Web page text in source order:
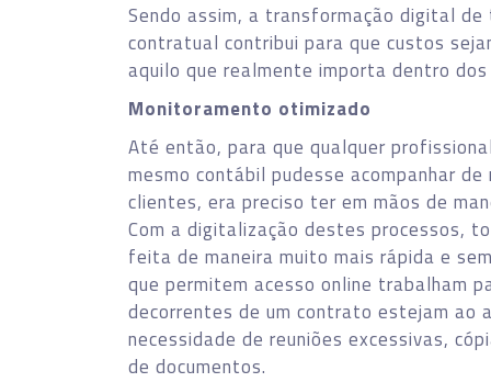
Sendo assim, a transformação digital
contratual contribui para que custos
aquilo que realmente importa dentro
Monitoramento otimizado
Até então, para que qualquer
mesmo contábil pudesse acompanhar
clientes, era preciso ter em mãos de
Com a digitalização destes processos,
feita de maneira muito mais rápida e
que permitem acesso online trabalham
decorrentes de um contrato estejam ao
necessidade de reuniões excessivas,
de documentos.